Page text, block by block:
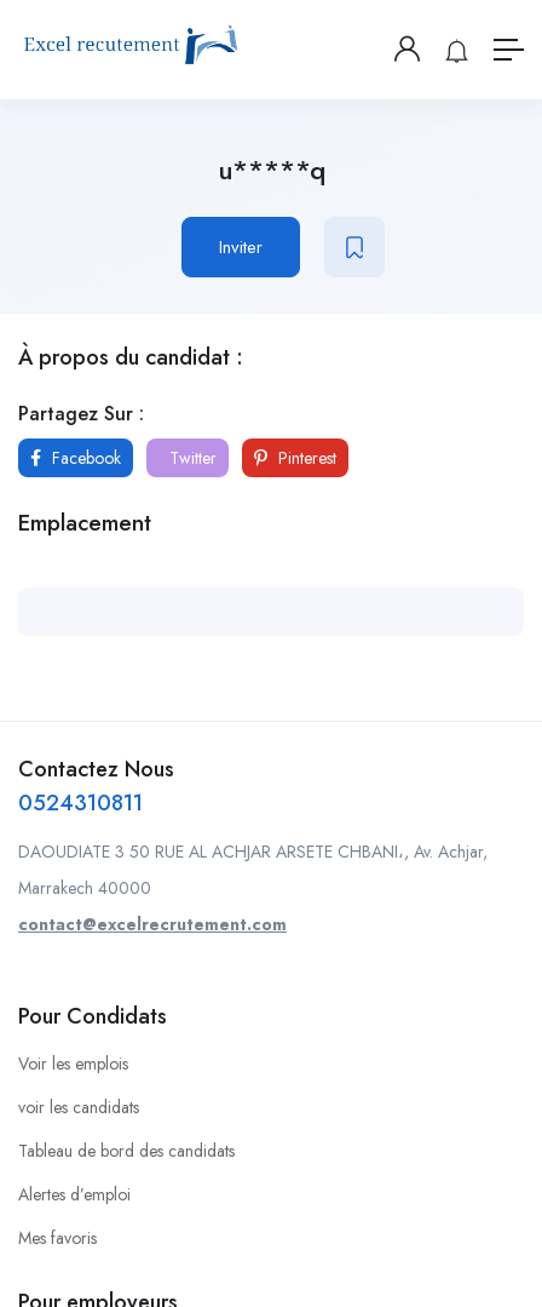
u*****q
Inviter
À propos du candidat :
Partagez Sur :
Facebook Twitter Pinterest
Emplacement
Contactez Nous
0524310811
DAOUDIATE 3 50 RUE AL ACHJAR ARSETE CHBANI،, Av. Achjar,
Marrakech 40000
contact@excelrecrutement.com
Pour Condidats
Voir les emplois
voir les candidats
Tableau de bord des candidats
Alertes d’emploi
Mes favoris